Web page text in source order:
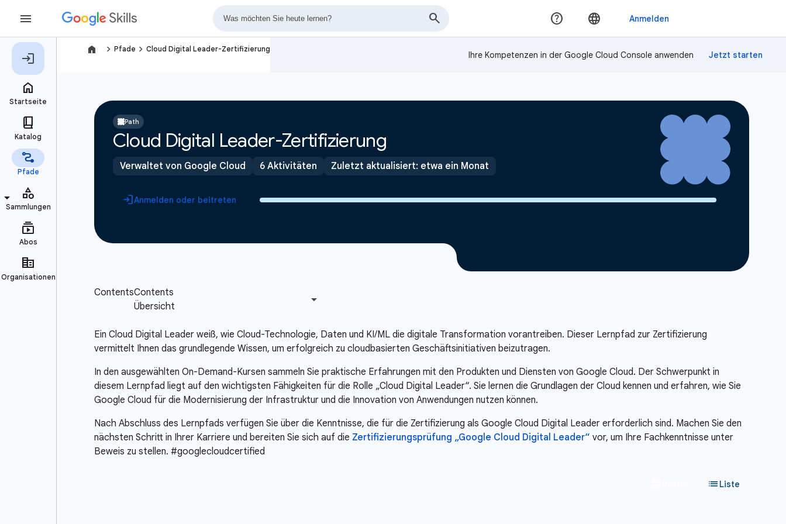
navigate_next Pfade navigate_next Cloud Digital Leader-Zertifizierung
Ihre Kompetenzen in der Google Cloud Console anwenden
Path
Cloud Digital Leader-Zertifizierung
Verwaltet von Google Cloud 6 Aktivitäten Zuletzt aktualisiert: etwa ein Monat
Anmelden oder beitreten
Ein Cloud Digital Leader weiß, wie Cloud-Technologie, Daten und KI/ML die digitale Transformation vorantreiben. Dieser Lernpfad zur Zertifizierung
vermittelt Ihnen das grundlegende Wissen, um erfolgreich zu cloudbasierten Geschäftsinitiativen beizutragen.
In den ausgewählten On-Demand-Kursen sammeln Sie praktische Erfahrungen mit den Produkten und Diensten von Google Cloud. Der Schwerpunkt in
diesem Lernpfad liegt auf den wichtigsten Fähigkeiten für die Rolle „Cloud Digital Leader“. Sie lernen die Grundlagen der Cloud kennen und erfahren, wie Sie
Google Cloud für die Modernisierung der Infrastruktur und die Innovation von Anwendungen nutzen können.
Nach Abschluss des Lernpfads verfügen Sie über die Kenntnisse, die für die Zertifizierung als Google Cloud Digital Leader erforderlich sind. Machen Sie den
nächsten Schritt in Ihrer Karriere und bereiten Sie sich auf die Zertifizierungsprüfung „Google Cloud Digital Leader“ vor, um Ihre Fachkenntnisse unter
Beweis zu stellen. #googlecloudcertified